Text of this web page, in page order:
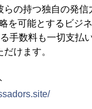
らの持つ独自の発信
を可能とするビジ
手数料も一切支払
けます。